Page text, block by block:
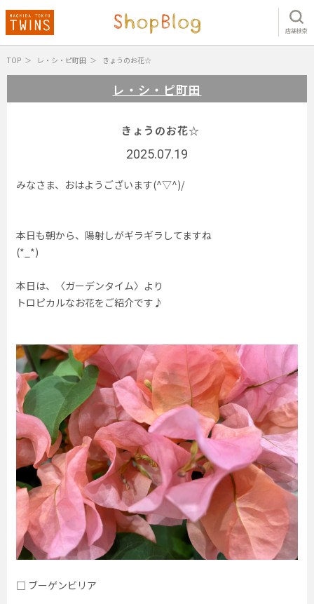
店舗検索
TOP レ・シ・ピ町田 きょうのお花☆
レ・シ・ピ町田
きょうのお花☆
2025.07.19
みなさま、おはようございます(^▽^)/
本日も朝から、陽射しがギラギラしてますね
(*_*)
本日は、〈ガーデンタイム〉より
トロピカルなお花をご紹介です♪
□ ブーゲンビリア